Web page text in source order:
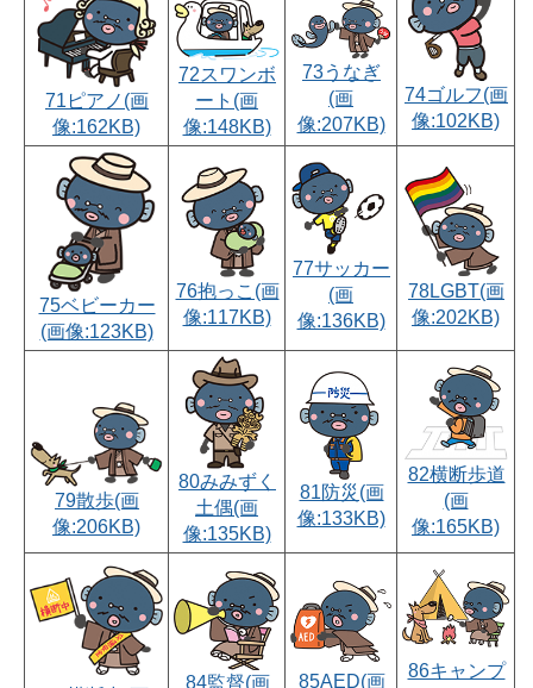
71ピアノ(画
像:162KB)
72スワンボ
ート(画
像:148KB)
73うなぎ
(画
像:207KB)
74ゴルフ(画
像:102KB)
75ベビーカー
(画像:123KB)
76抱っこ(画
像:117KB)
77サッカー
(画
像:136KB)
78LGBT(画
像:202KB)
79散歩(画
像:206KB)
80みみずく
土偶(画
像:135KB)
81防災(画
像:133KB)
82横断歩道
(画
像:165KB)
84監督(画 85AED(画
86キャンプ